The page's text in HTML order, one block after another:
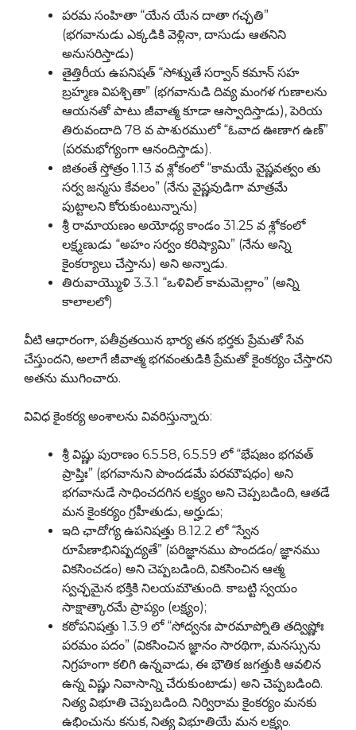
పరమ సంహితా “యేన యేన దాతా గచ్ఛతి”
(భగవానుడు ఎక్కడికి వెళ్లినా, దాసుడు ఆతనిని
అనుసరిస్తాడు)
తైత్తిరీయ ఉపనిషత్ “సోశ్నుతే సర్వాన్ కమాన్ సహ
బ్రహ్మణ విపశ్చితా” (భగవానుడి దివ్య మంగళ గుణాలను
ఆయనతో పాటు జీవాత్మ కూడా ఆస్వాదిస్తాడు), పెరియ
తిరువందాది 78 వ పాశురములో “ఓవాద ఊణాగ ఉణ్”
(పరమభోగ్యంగా ఆనందిస్తాడు).
జితంతే స్తోత్రం 1.13 వ శ్లోకంలో “కామయే వైష్ణవత్వం తు
సర్వ జన్మసు కేవలం” (నేను వైష్ణవుడిగా మాత్రమే
పుట్టాలని కోరుకుంటున్నాను)
శ్రీ రామాయణం అయోధ్య కాండం 31.25 వ శ్లోకంలో
లక్ష్మణుడు “అహం సర్వం కరిష్యామి” (నేను అన్ని
కైంకర్యాలు చేస్తాను) అని అన్నాడు.
తిరువాయ్మొళి 3.3.1 “ఒళివిల్ కామమెల్లాం” (అన్ని
కాలాలలో)
వీటి ఆధారంగా, పతీవ్రతయిన భార్య తన భర్తకు ప్రేమతో సేవ
చేస్తుందని, అలాగే జీవాత్మ భగవంతుడికి ప్రేమతో కైంకర్యం చేస్తారని
అతను ముగించారు.
వివిధ కైంకర్య అంశాలను వివరిస్తున్నారు:
శ్రీ విష్ణు పురాణం 6.5.58, 6.5.59 లో “భేషజం భగవత్
ప్రాప్తిః” (భగవానుని పొందడమే పరమౌషధం) అని
భగవానుడే సాధించదగిన లక్ష్యం అని చెప్పబడింది, ఆతడే
మన కైంకర్యం గ్రహీతుడు, అర్హుడు;
ఇది ఛాదోగ్య ఉపనిషత్తు 8.12.2 లో “స్వేన
రూపేణాభినిష్పద్యతే” (పరిజ్ఞానము పొందడం/ జ్ఞానము
వికసించడం) అని చెప్పబడింది, వికసించిన ఆత్మ
స్వచ్ఛమైన భక్తికి నిలయమౌతుంది. కాబట్టి స్వయం
సాక్షాత్కారమే ప్రాప్యం (లక్ష్యం);
కఠోపనిషత్తు 1.3.9 లో “సోద్వనః పారమాప్నోతి తద్విష్ణోః
పరమం పదం” (వికసించిన జ్ఞానం సారథిగా, మనస్సును
నిగ్రహంగా కలిగి ఉన్నవాడు, ఈ భౌతిక జగత్తుకి ఆవలిన
ఉన్న విష్ణు నివాసాన్ని చేరుకుంటాడు) అని చెప్పబడింది.
నిత్య విభూతి చెప్పబడింది. నిర్విరామ కైంకర్యం మనకు
ఉభించును కనుక, నిత్య విభూతియే మన లక్ష్యం.